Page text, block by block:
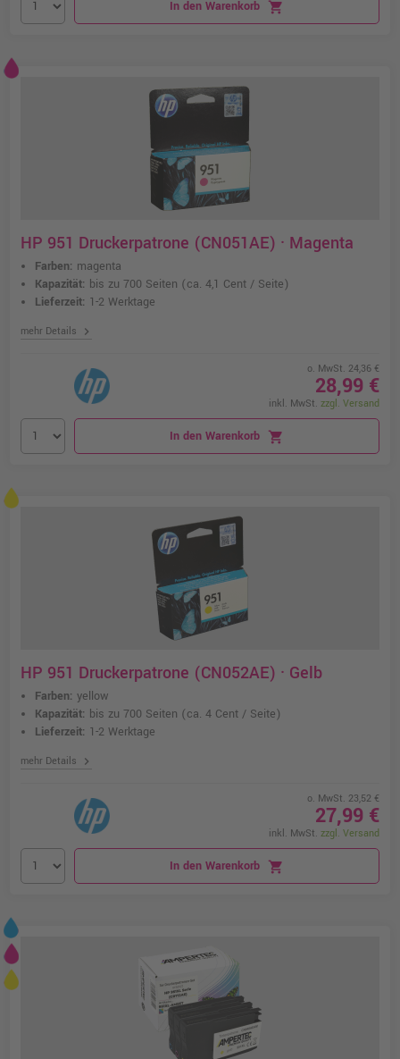
In den Warenkorb shopping_cart
HP 951 Druckerpatrone (CN051AE) · Magenta
Farben: magenta
Kapazität: bis zu 700 Seiten (ca. 4,1 Cent / Seite)
Lieferzeit: 1-2 Werktage
mehr Details chevron_right
o. MwSt. 24,36 €
28,99 €
inkl. MwSt. zzgl. Versand
In den Warenkorb shopping_cart
HP 951 Druckerpatrone (CN052AE) · Gelb
Farben: yellow
Kapazität: bis zu 700 Seiten (ca. 4 Cent / Seite)
Lieferzeit: 1-2 Werktage
mehr Details chevron_right
o. MwSt. 23,52 €
27,99 €
inkl. MwSt. zzgl. Versand
In den Warenkorb shopping_cart